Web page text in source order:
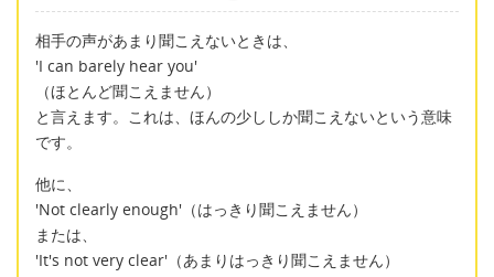
相手の声があまり聞こえないときは、
'I can barely hear you'
（ほとんど聞こえません）
と言えます。これは、ほんの少ししか聞こえないという意味
です。
他に、
'Not clearly enough'（はっきり聞こえません）
または、
'It's not very clear'（あまりはっきり聞こえません）